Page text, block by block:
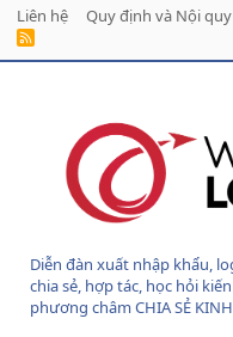
Liên hệ
Quy định và Nội quy
R
Diễn đàn xuất nhập khẩu,
chia sẻ, hợp tác, học hỏi
phương châm CHIA SẺ